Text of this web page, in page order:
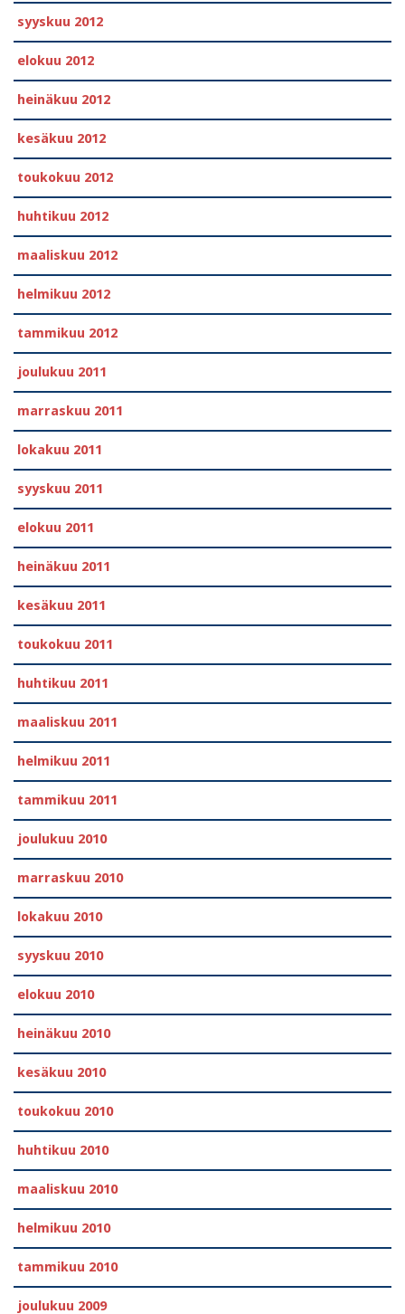
syyskuu 2012
elokuu 2012
heinäkuu 2012
kesäkuu 2012
toukokuu 2012
huhtikuu 2012
maaliskuu 2012
helmikuu 2012
tammikuu 2012
joulukuu 2011
marraskuu 2011
lokakuu 2011
syyskuu 2011
elokuu 2011
heinäkuu 2011
kesäkuu 2011
toukokuu 2011
huhtikuu 2011
maaliskuu 2011
helmikuu 2011
tammikuu 2011
joulukuu 2010
marraskuu 2010
lokakuu 2010
syyskuu 2010
elokuu 2010
heinäkuu 2010
kesäkuu 2010
toukokuu 2010
huhtikuu 2010
maaliskuu 2010
helmikuu 2010
tammikuu 2010
joulukuu 2009